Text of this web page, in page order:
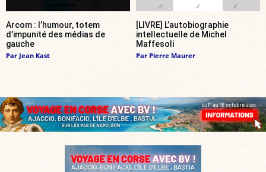
Arcom : l’humour, totem
d’impunité des médias de
gauche
Par Jean Kast
[LIVRE] L’autobiographie
intellectuelle de Michel
Maffesoli
Par Pierre Maurer